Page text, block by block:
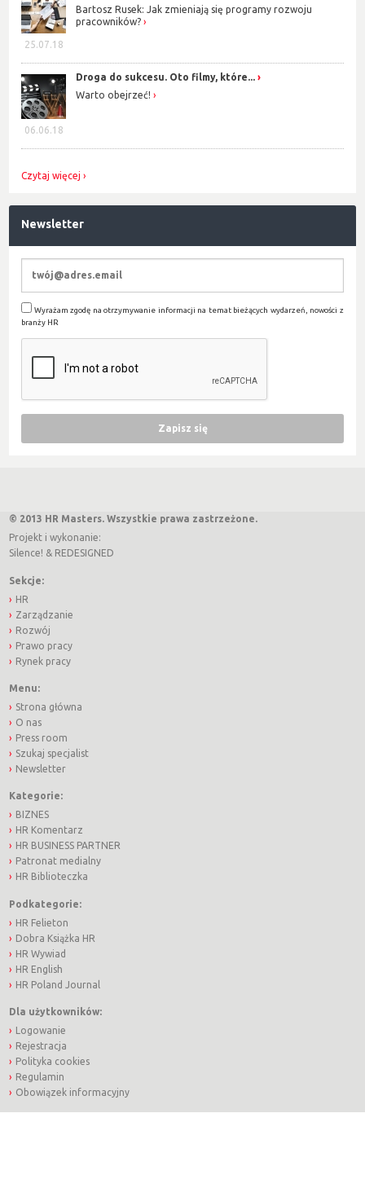
25.07.18
Bartosz Rusek: Jak zmieniają się programy rozwoju
pracowników?
06.06.18
Droga do sukcesu. Oto filmy, które...
Warto obejrzeć!
Czytaj więcej
Newsletter
Wyrażam zgodę na otrzymywanie informacji na temat bieżących wydarzeń, nowości z
branży HR
© 2013 HR Masters. Wszystkie prawa zastrzeżone.
Projekt i wykonanie:
Silence! & REDESIGNED
Sekcje:
HR
Zarządzanie
Rozwój
Prawo pracy
Rynek pracy
Menu:
Strona główna
O nas
Press room
Szukaj specjalist
Newsletter
Kategorie:
BIZNES
HR Komentarz
HR BUSINESS PARTNER
Patronat medialny
HR Biblioteczka
Podkategorie:
HR Felieton
Dobra Książka HR
HR Wywiad
HR English
HR Poland Journal
Dla użytkowników:
Logowanie
Rejestracja
Polityka cookies
Regulamin
Obowiązek informacyjny